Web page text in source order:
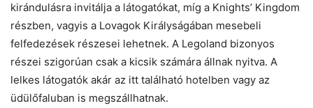
kirándulásra invitálja a látogatókat, míg a Knights’ Kingdom
részben, vagyis a Lovagok Királyságában mesebeli
felfedezések részesei lehetnek. A Legoland bizonyos
részei szigorúan csak a kicsik számára állnak nyitva. A
lelkes látogatók akár az itt található hotelben vagy az
üdülőfaluban is megszállhatnak.